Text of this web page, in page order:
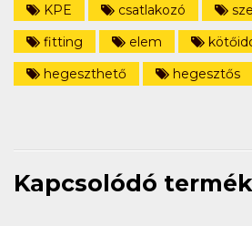
KPE
csatlakozó
fitting
elem
hegeszthető
hegesztős
Kapcsolódó